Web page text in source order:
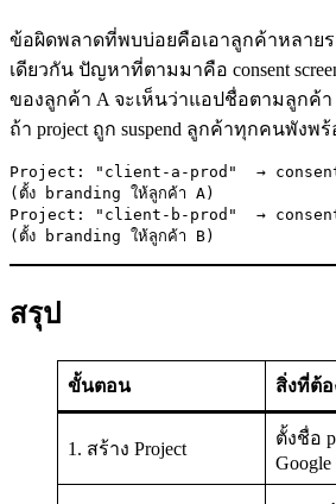
ข้อผิดพลาดที่พบบ่อยคือเอาลูกค้าหลายร
เดียวกัน ปัญหาที่ตามมาคือ consent
ของลูกค้า A จะเห็นว่าแอปชื่อตามลูกค้า
ถ้า project ถูก suspend ลูกค้าทุกคนพังพ
Project: "client-a-prod"  →
(ตั้ง branding ให้ลูกค้า A)
Project: "client-b-prod"  →
(ตั้ง branding ให้ลูกค้า B)
สรุป
ขั้นตอน สิ่งที่ต้
1. สร้าง Project
ตั้งชื่อ
Google